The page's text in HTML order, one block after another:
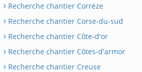
Recherche chantier Corrèze
Recherche chantier Corse-du-sud
Recherche chantier Côte-d'or
Recherche chantier Côtes-d'armor
Recherche chantier Creuse